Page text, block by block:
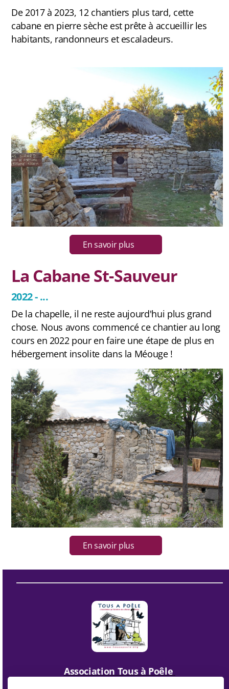
De 2017 à 2023, 12 chantiers plus tard, cette
cabane en pierre sèche est prête à accueillir les
habitants, randonneurs et escaladeurs.
En savoir plus
La Cabane St-Sauveur
2022 - ...
De la chapelle, il ne reste aujourd'hui plus grand
chose. Nous avons commencé ce chantier au long
cours en 2022 pour en faire une étape de plus en
hébergement insolite dans la Méouge !
En savoir plus
Association Tous à Poêle
Chansons
Livres d'or de cabanes
Jeux
Livres
Livre d'or virtuel
Contact et newsletter